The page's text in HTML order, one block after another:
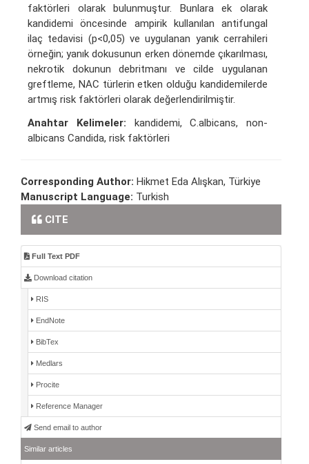
faktörleri olarak bulunmuştur. Bunlara ek olarak
kandidemi öncesinde ampirik kullanılan antifungal
ilaç tedavisi (p<0,05) ve uygulanan yanık cerrahileri
örneğin; yanık dokusunun erken dönemde çıkarılması,
nekrotik dokunun debritmanı ve cilde uygulanan
greftleme, NAC türlerin etken olduğu kandidemilerde
artmış risk faktörleri olarak değerlendirilmiştir.
Anahtar Kelimeler: kandidemi, C.albicans, non-
albicans Candida, risk faktörleri
Corresponding Author: Hikmet Eda Alışkan, Türkiye
Manuscript Language: Turkish
CITE
Full Text PDF
Download citation
RIS
EndNote
BibTex
Medlars
Procite
Reference Manager
Send email to author
Similar articles